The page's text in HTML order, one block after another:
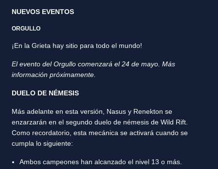
NUEVOS EVENTOS
ORGULLO
¡En la Grieta hay sitio para todo el mundo!
El evento del Orgullo comenzará el 24 de mayo. Más
información próximamente.
DUELO DE NÉMESIS
Más adelante en esta versión, Nasus y Renekton se
enzarzarán en el segundo duelo de némesis de Wild Rift.
Como recordatorio, esta mecánica se activará cuando se
cumpla lo siguiente:
Ambos campeones han alcanzado el nivel 13 o más.